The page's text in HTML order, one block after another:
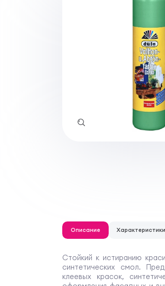
Описание Характеристики
Стойкий к истиранию
синтетических смол.
клеевых красок,